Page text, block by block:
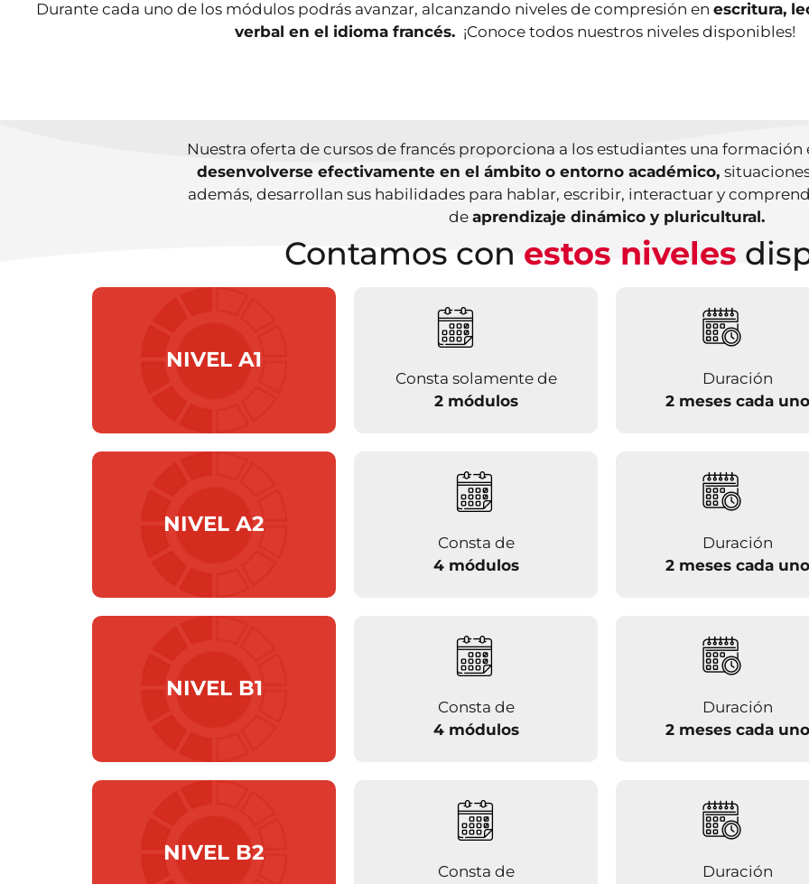
Durante cada uno de los módulos podrás avanzar, alcanzando niveles de compresión en escritura,
verbal en el idioma francés. ¡Conoce todos nuestros niveles disponibles!
Nuestra oferta de cursos de francés proporciona a los estudiantes una formación
desenvolverse efectivamente en el ámbito o entorno académico,
además, desarrollan sus habilidades para hablar, escribir, interactuar y
de aprendizaje dinámico y pluricultural.
Contamos con estos niveles
NIVEL A1
Consta solamente de
2 módulos
Duración
2 meses cada uno
NIVEL A2
Consta de
4 módulos
Duración
2 meses cada uno
NIVEL B1
Consta de
4 módulos
Duración
2 meses cada uno
NIVEL B2
Consta de
Duración